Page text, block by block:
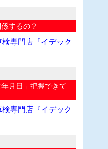
するの？
専門店『イデック
月日」把握できて
専門店『イデック